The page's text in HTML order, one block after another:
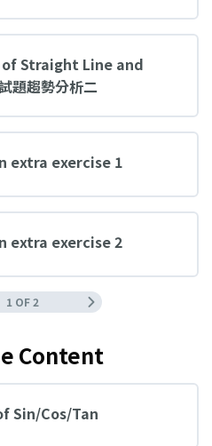
Straight Line and
題趨勢分析二
extra exercise 1
extra exercise 2
1 OF 2
Content
Sin/Cos/Tan